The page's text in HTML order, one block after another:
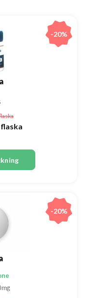
-20%
-20%